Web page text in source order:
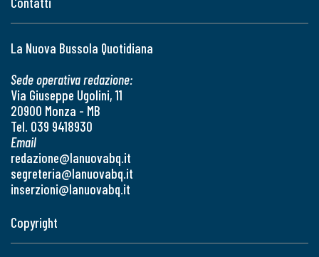
La Nuova Bussola Quotidiana
Sede operativa redazione:
Via Giuseppe Ugolini, 11
20900 Monza - MB
Tel. 039 9418930
Email
redazione@lanuovabq.it
segreteria@lanuovabq.it
inserzioni@lanuovabq.it
Copyright